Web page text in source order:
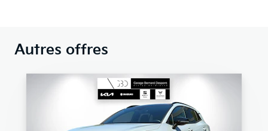
Autres offres